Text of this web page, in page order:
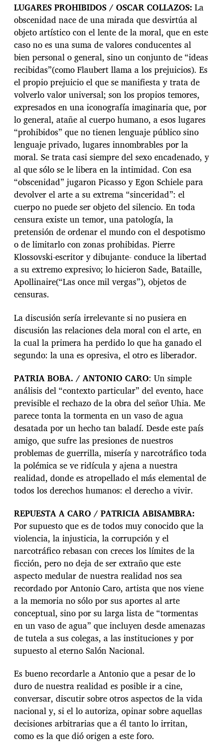
LUGARES PROHIBIDOS / OSCAR COLLAZOS: La
obscenidad nace de una mirada que desvirtúa al
objeto artístico con el lente de la moral, que en este
caso no es una suma de valores conducentes al
bien personal o general, sino un conjunto de “ideas
recibidas”(como Flaubert llama a los prejuicios). Es
el propio prejuicio el que se manifiesta y trata de
volverlo valor universal; son los propios temores,
expresados en una iconografía imaginaria que, por
lo general, atañe al cuerpo humano, a esos lugares
“prohibidos” que no tienen lenguaje público sino
lenguaje privado, lugares innombrables por la
moral. Se trata casi siempre del sexo encadenado, y
al que sólo se le libera en la intimidad. Con esa
“obscenidad” jugaron Picasso y Egon Schiele para
devolver el arte a su extrema “sinceridad”: el
cuerpo no puede ser objeto del silencio. En toda
censura existe un temor, una patología, la
pretensión de ordenar el mundo con el despotismo
o de limitarlo con zonas prohibidas. Pierre
Klossovski-escritor y dibujante- conduce la libertad
a su extremo expresivo; lo hicieron Sade, Bataille,
Apollinaire(“Las once mil vergas”), objetos de
censuras.
La discusión sería irrelevante si no pusiera en
discusión las relaciones dela moral con el arte, en
la cual la primera ha perdido lo que ha ganado el
segundo: la una es opresiva, el otro es liberador.
PATRIA BOBA. / ANTONIO CARO: Un simple
análisis del “contexto particular” del evento, hace
previsible el rechazo de la obra del señor Uhia. Me
parece tonta la tormenta en un vaso de agua
desatada por un hecho tan baladí. Desde este país
amigo, que sufre las presiones de nuestros
problemas de guerrilla, misería y narcotráfico toda
la polémica se ve ridícula y ajena a nuestra
realidad, donde es atropellado el más elemental de
todos los derechos humanos: el derecho a vivir.
REPUESTA A CARO / PATRICIA ABISAMBRA:
Por supuesto que es de todos muy conocido que la
violencia, la injusticia, la corrupción y el
narcotráfico rebasan con creces los límites de la
ficción, pero no deja de ser extraño que este
aspecto medular de nuestra realidad nos sea
recordado por Antonio Caro, artista que nos viene
a la memoria no sólo por sus aportes al arte
conceptual, sino por su larga lista de “tormentas
en un vaso de agua” que incluyen desde amenazas
de tutela a sus colegas, a las instituciones y por
supuesto al eterno Salón Nacional.
Es bueno recordarle a Antonio que a pesar de lo
duro de nuestra realidad es posible ir a cine,
conversar, discutir sobre otros aspectos de la vida
nacional y, si el lo autoriza, opinar sobre aquellas
decisiones arbitrarias que a él tanto lo irritan,
como es la que dió origen a este foro.